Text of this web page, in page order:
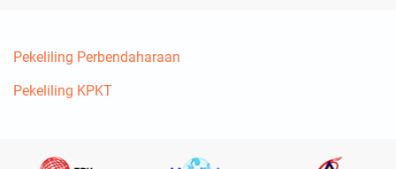
Pekeliling Perbendaharaan
Pekeliling KPKT